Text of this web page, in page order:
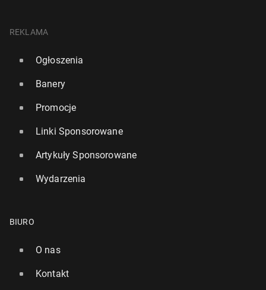
REKLAMA
Ogłoszenia
Banery
Promocje
Linki Sponsorowane
Artykuły Sponsorowane
Wydarzenia
BIURO
O nas
Kontakt